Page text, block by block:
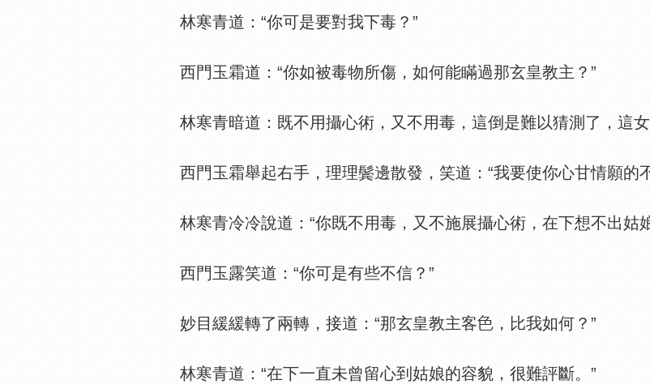
林寒青道：“你可是要對我下毒？”
西門玉霜道：“你如被毒物所傷，如何能瞞過那玄皇教主？”
林寒青暗道：既不用攝心術，又不用毒，這倒是難以猜測了，這女
西門玉霜舉起右手，理理鬓邊散發，笑道：“我要使你心甘情願的
林寒青冷冷說道：“你既不用毒，又不施展攝心術，在下想不出姑
西門玉露笑道：“你可是有些不信？”
妙目緩緩轉了兩轉，接道：“那玄皇教主客 ，比我如何？”
林寒青道：“在下一直未曾留心到姑娘的容貌，很難評斷。”